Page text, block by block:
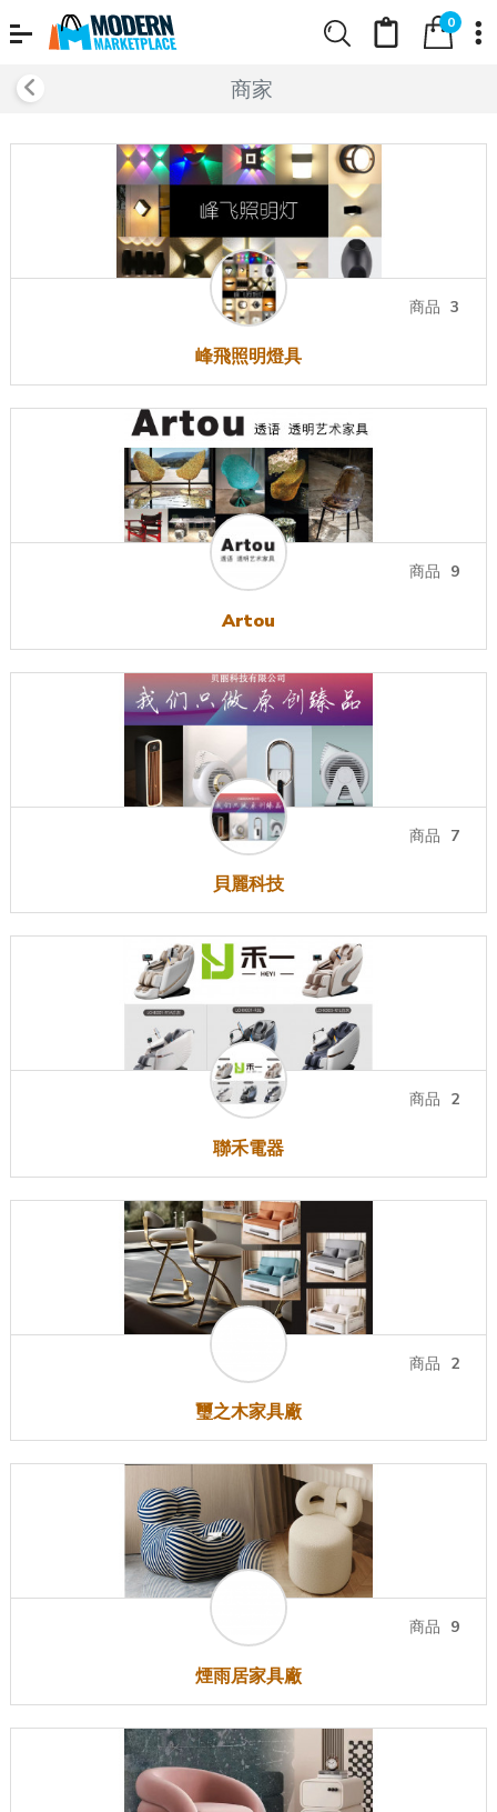
0
商家
商品 3
峰飛照明燈具
商品 9
Artou
商品 7
貝麗科技
商品 2
聯禾電器
商品 2
璽之木家具廠
商品 9
煙雨居家具廠